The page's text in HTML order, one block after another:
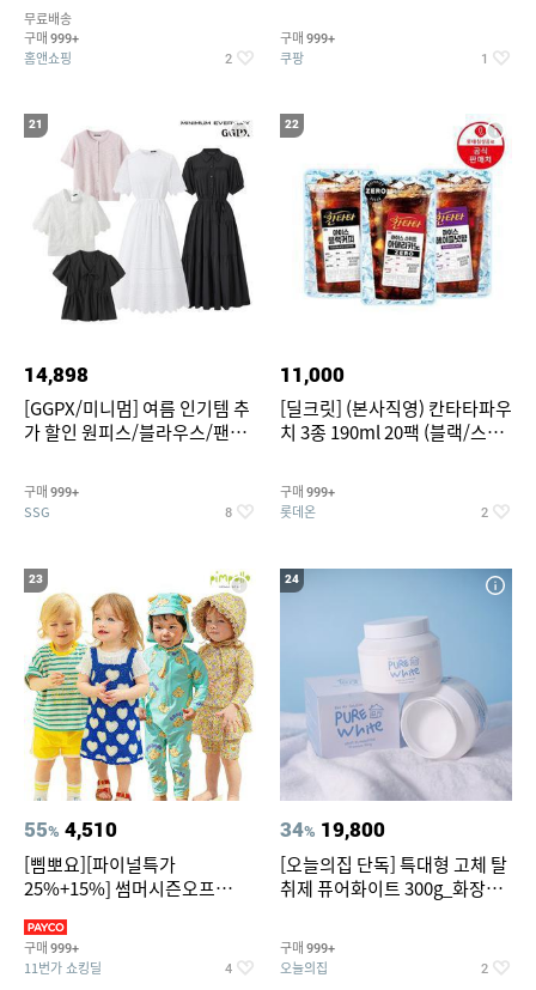
무료배송
구매 999+
홈앤쇼핑 2
구매 999+
쿠팡 1
21
14,898
[GGPX/미니멈] 여름 인기템 추
가 할인 원피스/블라우스/팬츠
구매 999+
SSG 8
22
11,000
[딜크릿] (본사직영) 칸타타파우
치 3종 190ml 20팩 (블랙/스위
구매 999+
롯데온 2
23
55% 4,510
[삠뽀요][파이널특가
25%+15%] 썸머시즌오프
영복/티셔츠/
구매 999+
11번가 쇼킹딜 4
24
34% 19,800
[오늘의집 단독] 특대형 고체 탈
취제 퓨어화이트 300g_화장실
구매 999+
오늘의집 2